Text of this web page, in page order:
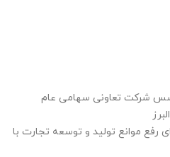
شرکت تعاونی سهامی عام
موانع تولید و توسعه تجارت با